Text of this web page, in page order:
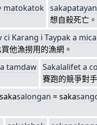
matokatok sakapatayan
想自殺死亡。
ci Karang i Taypak a
他漁撈用的漁網。
a tamdaw Sakalalifeta
賽跑的競爭對
salongan = saka